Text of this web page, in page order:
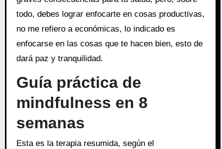
todo, debes lograr enfocarte en cosas productivas,
no me refiero a económicas, lo indicado es
enfocarse en las cosas que te hacen bien, esto de
dará paz y tranquilidad.
Guía práctica de
mindfulness en 8
semanas
Esta es la terapia resumida, según el